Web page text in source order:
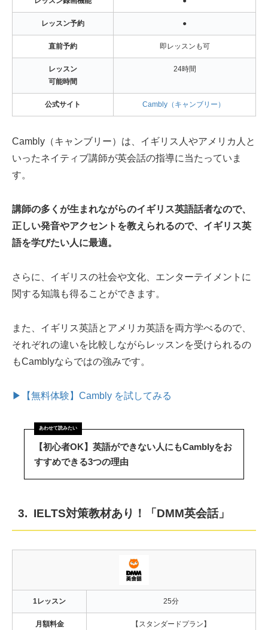
レッスン予約 ●
直前予約 即レッスンも可
レッスン
可能時間
24時間
公式サイト Cambly（キャンブリー）
Cambly（キャンブリー）は、イギリス人やアメリカ人と
いったネイティブ講師が英会話の指導に当たっていま
す。
講師の多くが生まれながらのイギリス英語話者なので、
正しい発音やアクセントを教えられるので、イギリス英
語を学びたい人に最適。
さらに、イギリスの社会や文化、エンターテイメントに
関する知識も得ることができます。
また、イギリス英語とアメリカ英語を両方学べるので、
それぞれの違いを比較しながらレッスンを受けられるの
もCamblyならではの強みです。
▶【無料体験】Cambly を試してみる
【初心者OK】英語ができない人にもCamblyをお
すすめできる3つの理由
3. IELTS対策教材あり！「DMM英会話」
1レッスン 25分
月額料金
【スタンダードプラン】